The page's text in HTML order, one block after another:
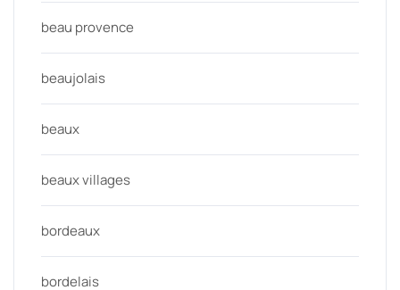
beau provence
beaujolais
beaux
beaux villages
bordeaux
bordelais